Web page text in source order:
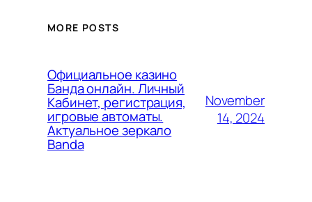
MORE POSTS
Официальное казино
Банда онлайн. Личный
Кабинет, регистрация,
игровые автоматы.
Актуальное зеркало
Banda
November
14, 2024